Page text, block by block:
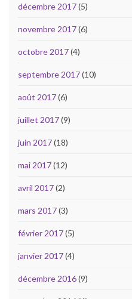
décembre 2017(5)
novembre 2017(6)
octobre 2017(4)
septembre 2017(10)
août 2017(6)
juillet 2017(9)
juin 2017(18)
mai 2017(12)
avril 2017(2)
mars 2017(3)
février 2017(5)
janvier 2017(4)
décembre 2016(9)